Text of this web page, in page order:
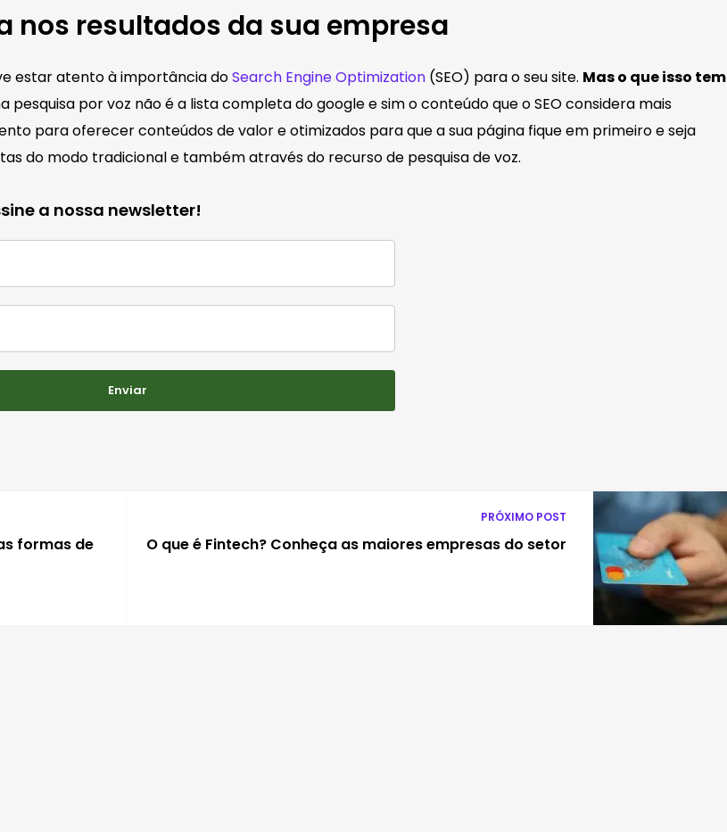
nos resultados da sua empresa
estar atento à importância doSearch Engine Optimization (SEO) para o seu site. Mas o que isso tem
pesquisa por voz não é a lista completa do google e sim o conteúdo que o SEO considera mais
para oferecer conteúdos de valor e otimizados para que a sua página fique em primeiro e seja
do modo tradicional e também através do recurso de pesquisa de voz.
a nossa newsletter!
Enviar
formas de
PRÓXIMO POST
O que é Fintech? Conheça as maiores empresas do setor